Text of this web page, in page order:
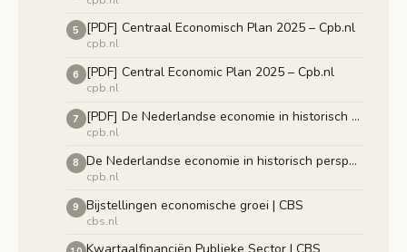
5 [PDF] Centraal Economisch Plan 2025 – Cpb.nl
cpb.nl
6 [PDF] Central Economic Plan 2025 – Cpb.nl
cpb.nl
7 [PDF] De Nederlandse economie in historisch perspectief – Cpb.nl
cpb.nl
8 De Nederlandse economie in historisch perspectief – Cpb.nl
cpb.nl
9 Bijstellingen economische groei | CBS
cbs.nl